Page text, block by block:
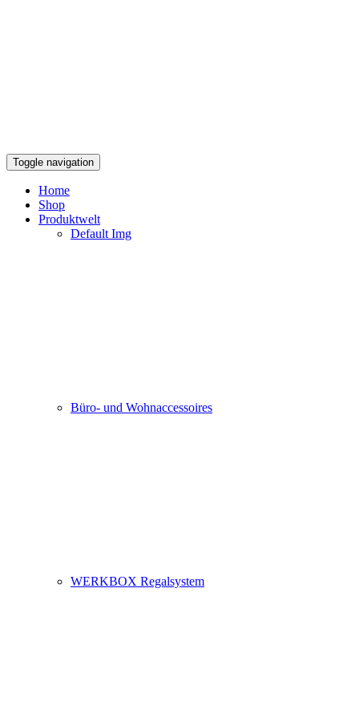
Toggle navigation
Home
Shop
Produktwelt
Default Img
Büro- und Wohnaccessoires
WERKBOX Regalsystem